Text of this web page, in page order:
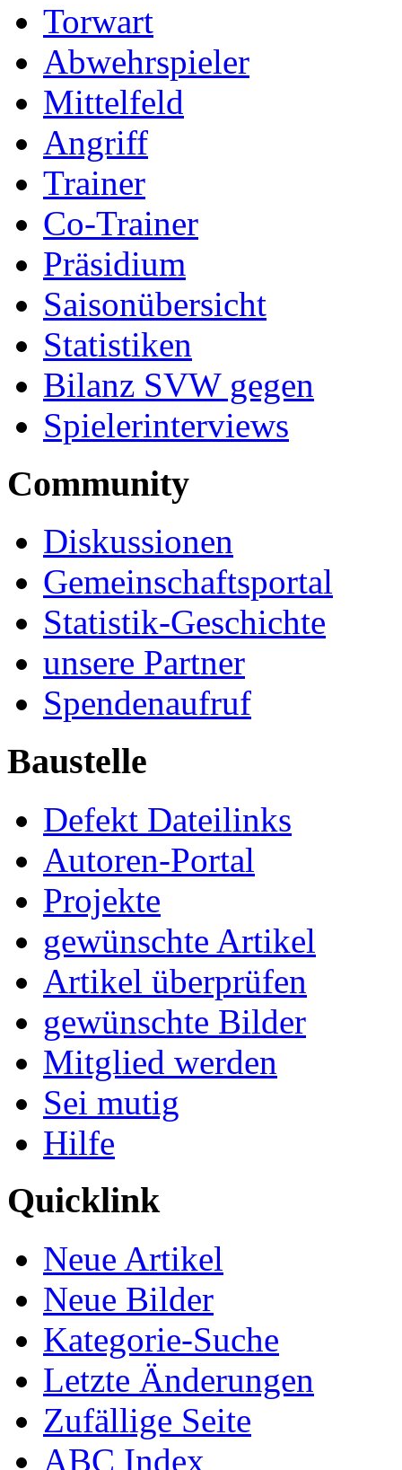
Torwart
Abwehrspieler
Mittelfeld
Angriff
Trainer
Co-Trainer
Präsidium
Saisonübersicht
Statistiken
Bilanz SVW gegen
Spielerinterviews
Community
Diskussionen
Gemeinschaftsportal
Statistik-Geschichte
unsere Partner
Spendenaufruf
Baustelle
Defekt Dateilinks
Autoren-Portal
Projekte
gewünschte Artikel
Artikel überprüfen
gewünschte Bilder
Mitglied werden
Sei mutig
Hilfe
Quicklink
Neue Artikel
Neue Bilder
Kategorie-Suche
Letzte Änderungen
Zufällige Seite
ABC Index